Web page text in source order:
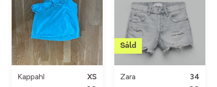
Kappahl
XS
Zara
34